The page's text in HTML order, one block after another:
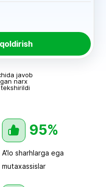
narx
javob
95%
A'lo sharhlarga ega
mutaxassislar